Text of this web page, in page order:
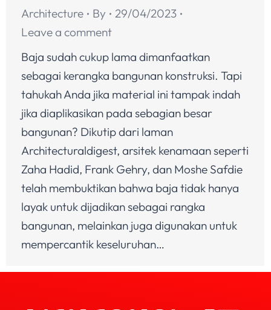
Architecture By
29/04/2023
Leave a comment
Baja sudah cukup lama dimanfaatkan
sebagai kerangka bangunan konstruksi. Tapi
tahukah Anda jika material ini tampak indah
jika diaplikasikan pada sebagian besar
bangunan? Dikutip dari laman
Architecturaldigest, arsitek kenamaan seperti
Zaha Hadid, Frank Gehry, dan Moshe Safdie
telah membuktikan bahwa baja tidak hanya
layak untuk dijadikan sebagai rangka
bangunan, melainkan juga digunakan untuk
mempercantik keseluruhan…